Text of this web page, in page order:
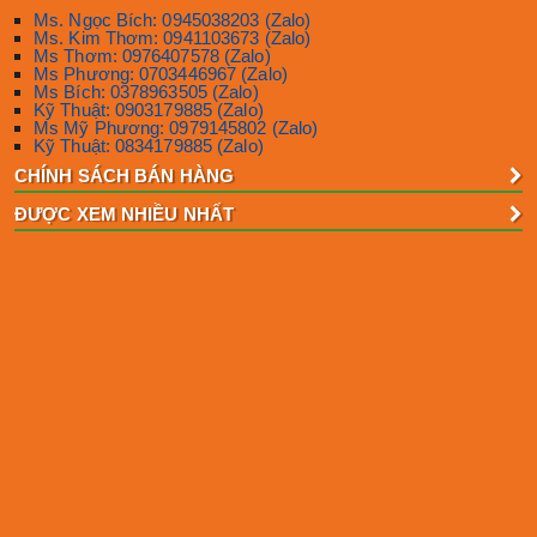
Ms. Ngọc Bích: 0945038203 (Zalo)
Ms. Kim Thơm: 0941103673 (Zalo)
Ms Thơm: 0976407578 (Zalo)
Ms Phương: 0703446967 (Zalo)
Ms Bích: 0378963505 (Zalo)
Kỹ Thuật: 0903179885 (Zalo)
Ms Mỹ Phương: 0979145802 (Zalo)
Kỹ Thuật: 0834179885 (Zalo)
CHÍNH SÁCH BÁN HÀNG
ĐƯỢC XEM NHIỀU NHẤT